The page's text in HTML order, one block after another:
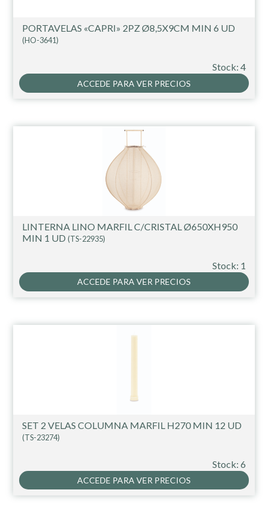
PORTAVELAS «CAPRI» 2PZ Ø8,5X9CM MIN 6 UD
(HO-3641)
Stock: 4
ACCEDE PARA VER PRECIOS
LINTERNA LINO MARFIL C/CRISTAL Ø650XH950
MIN 1 UD(TS-22935)
Stock: 1
ACCEDE PARA VER PRECIOS
SET 2 VELAS COLUMNA MARFIL H270 MIN 12 UD
(TS-23274)
Stock: 6
ACCEDE PARA VER PRECIOS